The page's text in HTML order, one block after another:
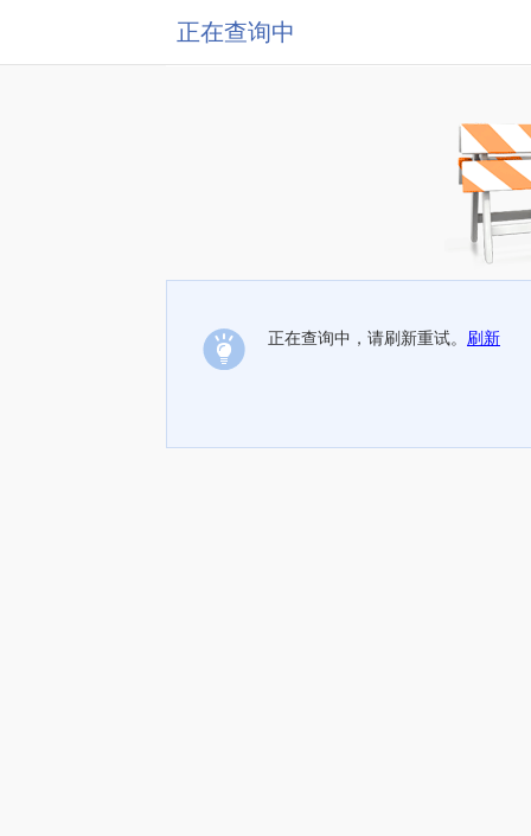
正在查询中
正在查询中，请刷新重试。 刷新